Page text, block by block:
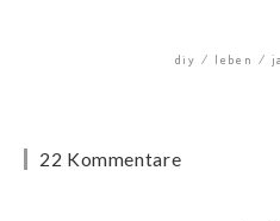
diy leben
22 Kommentare